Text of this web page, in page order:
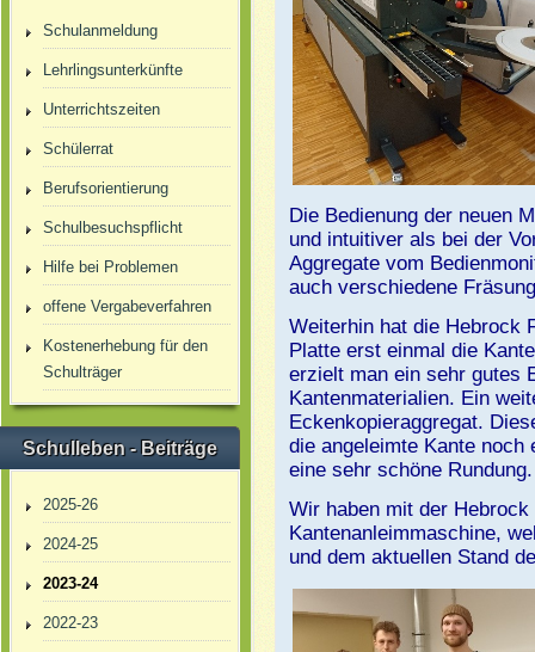
Schulanmeldung
Lehrlingsunterkünfte
Unterrichtszeiten
Schülerrat
Berufsorientierung
Schulbesuchspflicht
Hilfe bei Problemen
offene Vergabeverfahren
Kostenerhebung für den
Schulträger
Schulleben - Beiträge
2025-26
2024-25
2023-24
2022-23
Die Bedienung der neuen
und intuitiver als bei der
Aggregate vom
auch verschiedene
Weiterhin hat die Hebrock
Platte erst einmal die
erzielt man ein sehr gutes
Kantenmaterialien. Ein
Eckenkopieraggregat.
die angeleimte Kante
eine sehr schöne Rundung.
Wir haben mit der Hebrock
Kantenanleimmaschine,
und dem aktuellen Stand